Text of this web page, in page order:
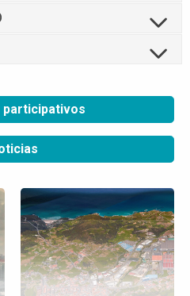
participativos